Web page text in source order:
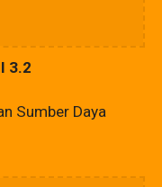
3.2
Sumber Daya